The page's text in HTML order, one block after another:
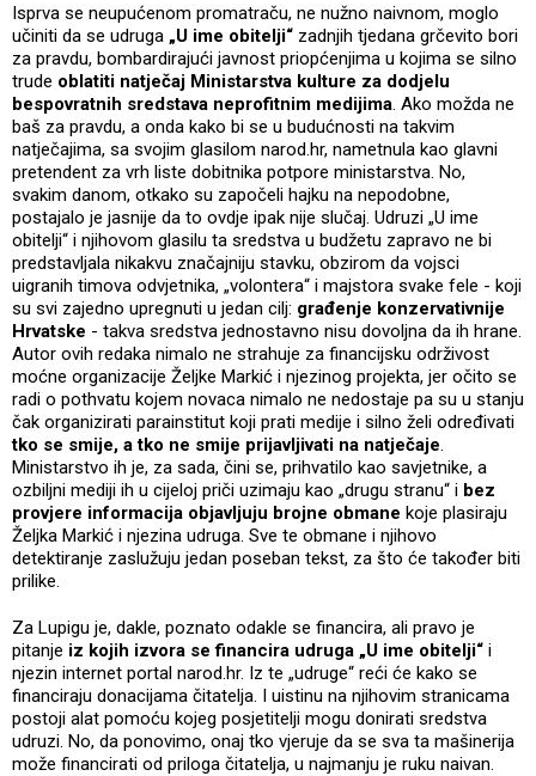
Isprva se neupućenom promatraču, ne nužno naivnom, moglo
učiniti da se udruga „U ime obitelji“ zadnjih tjedana grčevito bori
za pravdu, bombardirajući javnost priopćenjima u kojima se silno
trude oblatiti natječaj Ministarstva kulture za dodjelu
bespovratnih sredstava neprofitnim medijima. Ako možda ne
baš za pravdu, a onda kako bi se u budućnosti na takvim
natječajima, sa svojim glasilom narod.hr, nametnula kao glavni
pretendent za vrh liste dobitnika potpore ministarstva. No,
svakim danom, otkako su započeli hajku na nepodobne,
postajalo je jasnije da to ovdje ipak nije slučaj. Udruzi „U ime
obitelji“ i njihovom glasilu ta sredstva u budžetu zapravo ne bi
predstavljala nikakvu značajniju stavku, obzirom da vojsci
uigranih timova odvjetnika, „volontera“ i majstora svake fele - koji
su svi zajedno upregnuti u jedan cilj: građenje konzervativnije
Hrvatske - takva sredstva jednostavno nisu dovoljna da ih hrane.
Autor ovih redaka nimalo ne strahuje za financijsku održivost
moćne organizacije Željke Markić i njezinog projekta, jer očito se
radi o pothvatu kojem novaca nimalo ne nedostaje pa su u stanju
čak organizirati parainstitut koji prati medije i silno želi određivati
tko se smije, a tko ne smije prijavljivati na natječaje.
Ministarstvo ih je, za sada, čini se, prihvatilo kao savjetnike, a
ozbiljni mediji ih u cijeloj priči uzimaju kao „drugu stranu“ i bez
provjere informacija objavljuju brojne obmane koje plasiraju
Željka Markić i njezina udruga. Sve te obmane i njihovo
detektiranje zaslužuju jedan poseban tekst, za što će također biti
prilike.
Za Lupigu je, dakle, poznato odakle se financira, ali pravo je
pitanje iz kojih izvora se financira udruga „U ime obitelji“ i
njezin internet portal narod.hr. Iz te „udruge“ reći će kako se
financiraju donacijama čitatelja. I uistinu na njihovim stranicama
postoji alat pomoću kojeg posjetitelji mogu donirati sredstva
udruzi. No, da ponovimo, onaj tko vjeruje da se sva ta mašinerija
može financirati od priloga čitatelja, u najmanju je ruku naivan.